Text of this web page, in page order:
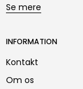
Se mere
INFORMATION
Kontakt
Om os